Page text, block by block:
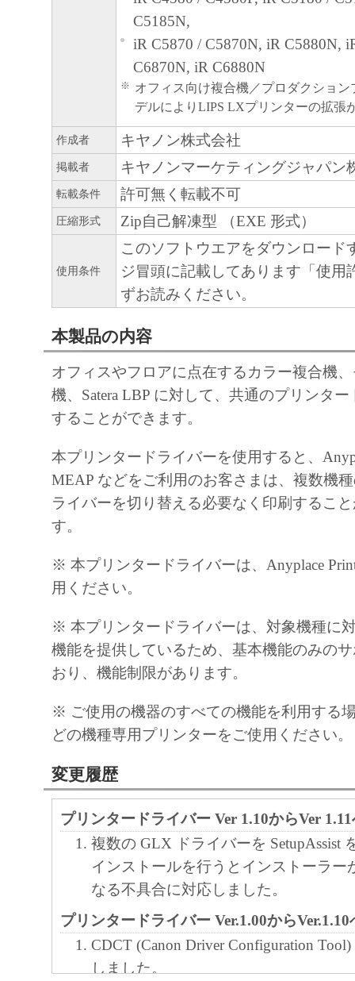
７．契約期間
(1) 本契約書は、お客様が、『同意』を示
クリックした時点、または「本ソフトウェ
ールした時点で発効し、下記(2)または(3)
まで有効に存続します。
(2) お客様は、「本ソフトウェア」および
てを廃棄および消去することにより、本契
ることができます。
(3) お客様が本契約書のいずれかの条項に
契約書は直ちに終了します。
(4) お客様は、上記(3)によって本契約書が
やかに、「本ソフトウェア」およびその複
廃棄または消去するものとします。
８．U.S. GOVERNMENT RESTRICTED
The Software is a commercial item, as that term
software and commercial computer software
such terms are used in 48 C.F.R. 12.212 (Sept
with 48 C.F.R. 12.212 and 48 C.F.R.
227.7202-4 (June 1995), all U.S. Government
acquire the Software with only those rights set
Manufacturer is Canon Inc.30-2, Shimomaruko
ku, Tokyo 146-8501, Japan.
される「本ソフトウェア」を意味し、指し
す。
本契約書のいずれかの条項またはその一部
効であると決定された場合でも、その他の
効に存続するものとします。
以上
キヤノン株式会社
C5185N,
iR C5870 / C5870N, iR C5880N,
C6870N, iR C6880N
※ オフィス向け複合機／プロダクショ
デルによりLIPS LXプリンターの拡張
作成者 キヤノン株式会社
掲載者 キヤノンマーケティングジャパン
転載条件 許可無く転載不可
圧縮形式 Zip自己解凍型 （EXE 形式）
使用条件
このソフトウエアをダウンロード
ジ冒頭に記載してあります「使用
ずお読みください。
本製品の内容
オフィスやフロアに点在するカラー複合機
機、Satera LBP に対して、共通のプリンタ
することができます。
本プリンタードライバーを使用すると、
MEAP などをご利用のお客さまは、複数機
ライバーを切り替える必要なく印刷するこ
す。
※ 本プリンタードライバーは、Anyplace
用ください。
※ 本プリンタードライバーは、対象機種に
機能を提供しているため、基本機能のみの
おり、機能制限があります。
※ ご使用の機器のすべての機能を利用する
どの機種専用プリンターをご使用ください。
変更履歴
プリンタードライバー Ver 1.10からVer
複数の GLX ドライバーを SetupAssist
インストールを行うとインストーラー
なる不具合に対応しました。
プリンタードライバー Ver.1.00から
CDCT (Canon Driver Configuration
しました。